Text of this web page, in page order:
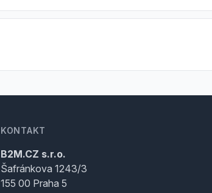
KONTAKT
B2M.CZ s.r.o.
Šafránkova 1243/3
155 00 Praha 5